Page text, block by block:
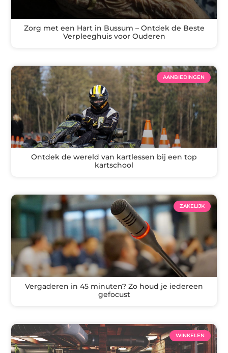
Zorg met een Hart in Bussum – Ontdek de Beste
Verpleeghuis voor Ouderen
AANBIEDINGEN
Ontdek de wereld van kartlessen bij een top
kartschool
ZAKELIJK
Vergaderen in 45 minuten? Zo houd je iedereen
gefocust
WINKELEN